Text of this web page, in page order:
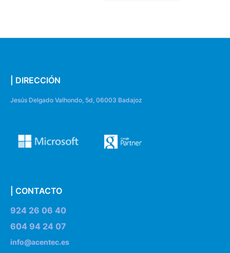
| DIRECCIÓN
Jesús Delgado Valhondo, 5d, 06003 Badajoz
| CONTACTO
924 26 06 40
604 94 24 07
info@acentec.es